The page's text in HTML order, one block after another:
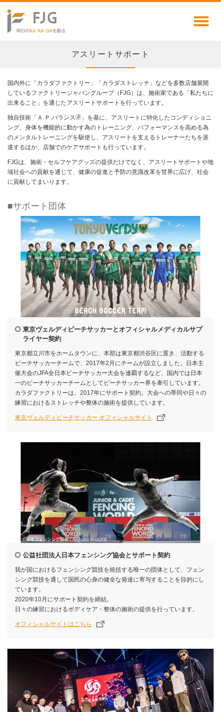
Toggle
アスリートサポート
国内外に「カラダファクトリー」「カラダストレッチ」などを多数店舗展開
しているファクトリージャパングループ（FJG）は、施術家である「私たちに
出来ること」を通じたアスリートサポートを行っています。
独自技術「Ａ.Ｐ.バランス🄬」を基に、アスリートに特化したコンディショニ
ング、身体を機能的に動かす為のトレーニング、パフォーマンスを高める為
のメンタルトレーニングを駆使し、アスリートを支えるトレーナーたちを派
遣するほか、店舗でのケアサポートも行っています。
FJGは、施術・セルフケアグッズの提供だけでなく、アスリートサポートや地
域社会への貢献を通じて、健康の促進と予防の意識改革を世界に広げ、社会
に貢献してまいります。
■サポート団体
東京ヴェルディビーチサッカーとオフィシャルメディカルサプ
ライヤー契約
東京都立川市をホームタウンに、本部は東京都渋谷区に置き、活動する
ビーチサッカーチームで、2017年2月にチームが設立しました。日本主
催大会のJFA全日本ビーチサッカー大会を連覇するなど、国内では日本
一のビーチサッカーチームとしてビーチサッカー界を牽引しています。
カラダファクトリーは、2017年にサポート契約。大会への帯同や日々の
練習におけるストレッチや整体の施術を提供しています。
東京ヴェルディビーチサッカー オフィシャルサイト
公益社団法人日本フェンシング協会とサポート契約
我が国におけるフェンシング競技を統括する唯一の団体として、フェン
シング競技を通して国民の心身の健全な発達に寄与することを目的にし
ています。
2020年10月にサポート契約を締結。
日々の練習におけるボディケア・整体の施術の提供を行っています。
オフィシャルサイトはこちら